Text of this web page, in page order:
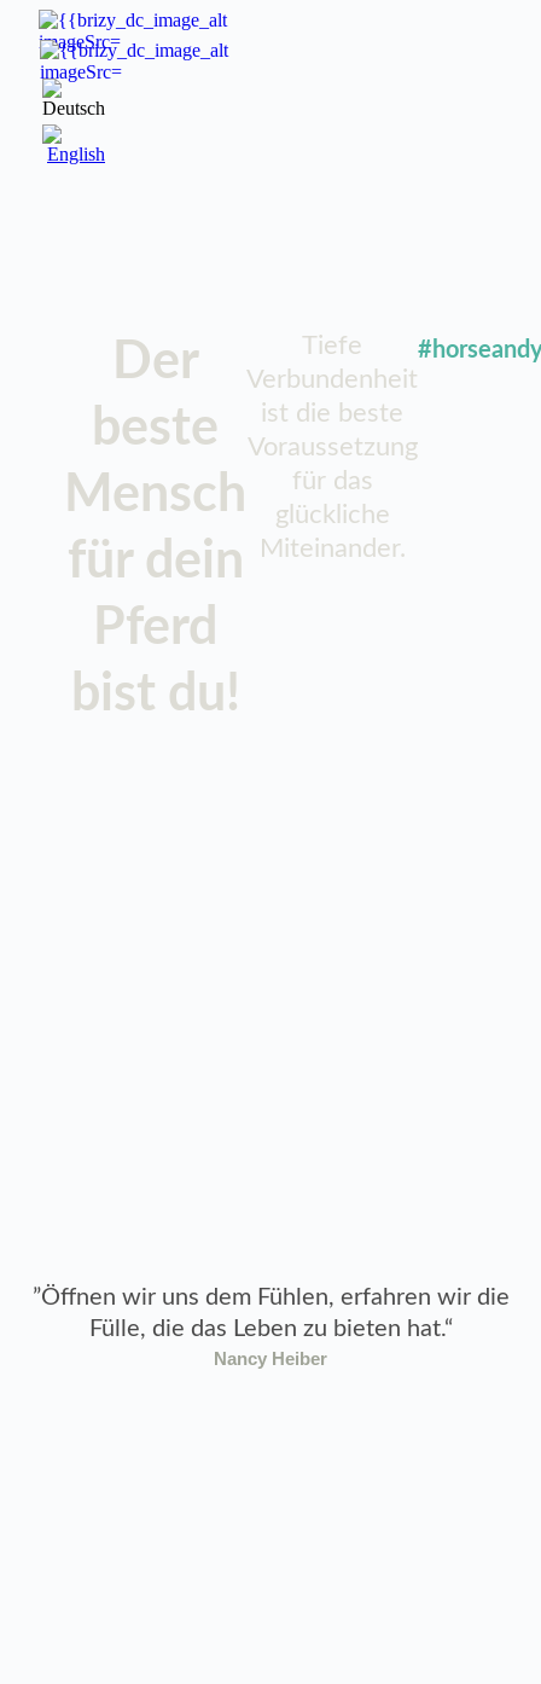
Zum
Inhalt
springen
Der
beste
Mensch
für dein
Pferd
bist du!
Tiefe
Verbundenheit
ist die beste
Voraussetzung
für das
glückliche
Miteinander.
”Öffnen wir uns dem Fühlen, erfahren wir die
Fülle, die das Leben zu bieten hat.“
Nancy Heiber